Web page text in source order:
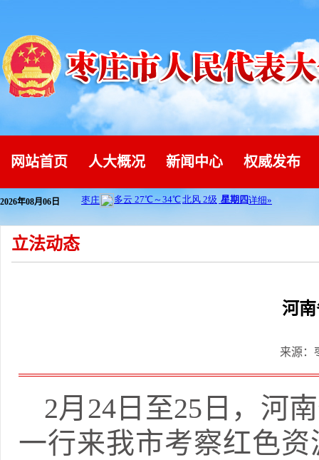
网站首页 人大概况 新闻中心 权威发布
2026年08月06日
立法动态
河
来源：
2月24日至25日，河
一行来我市考察红色